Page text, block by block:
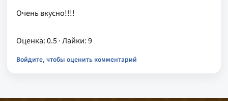
Очень вкусно!!!!
Оценка: 0.5· Лайки: 9
Войдите, чтобы оценить комментарий